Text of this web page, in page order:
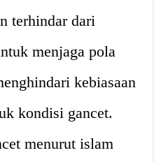
terhindar dari
menjaga pola
kebiasaan
kondisi gancet.
menurut islam